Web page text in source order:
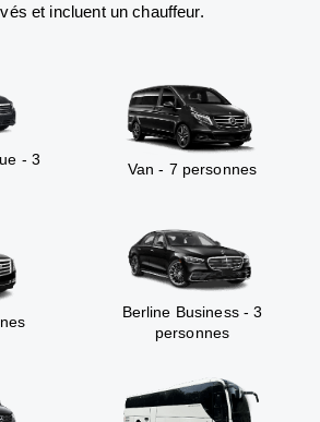
et incluent un chauffeur.
- 3
Van - 7 personnes
Berline Business - 3
personnes